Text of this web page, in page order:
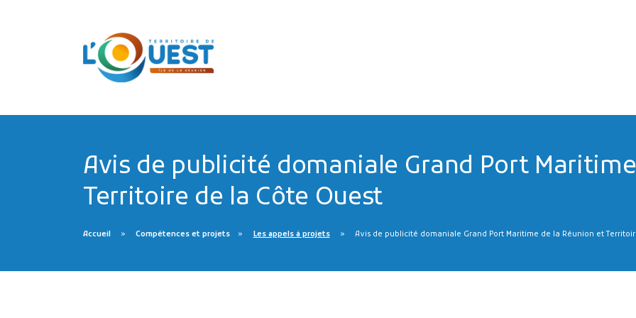
Avis de publicité domaniale Grand Port
Territoire de la Côte Ouest
Accueil Compétences et projets Les appels à projets Avis de publicité domaniale Grand Port Maritime de la Réunion et